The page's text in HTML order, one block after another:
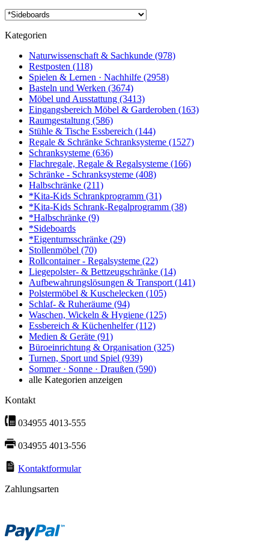
Kategorien
Naturwissenschaft & Sachkunde (978)
Restposten (118)
Spielen & Lernen · Nachhilfe (2958)
Basteln und Werken (3674)
Möbel und Ausstattung (3413)
Eingangsbereich Möbel & Garderoben (163)
Raumgestaltung (586)
Stühle & Tische Essbereich (144)
Regale & Schränke Schranksysteme (1527)
Schranksysteme (636)
Flachregale, Regale & Regalsysteme (166)
Schränke - Schranksysteme (408)
Halbschränke (211)
*Kita-Kids Schrankprogramm (31)
*Kita-Kids Schrank-Regalprogramm (38)
*Halbschränke (9)
*Sideboards
*Eigentumsschränke (29)
Stollenmöbel (70)
Rollcontainer - Regalsysteme (22)
Liegepolster- & Bettzeugschränke (14)
Aufbewahrungslösungen & Transport(141)
Polstermöbel & Kuschelecken (105)
Schlaf- & Ruheräume (94)
Waschen, Wickeln & Hygiene (125)
Essbereich & Küchenhelfer(112)
Medien & Geräte (91)
Büroeinrichtung & Organisation (325)
Turnen, Sport und Spiel (939)
Sommer · Sonne · Draußen (590)
alle Kategorien anzeigen
Kontakt
034955 4013-555
034955 4013-556
Kontaktformular
Zahlungsarten